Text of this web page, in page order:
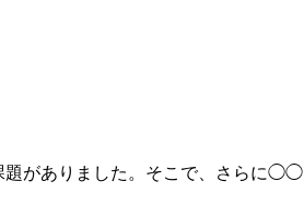
題がありました。そこで、さらに◯◯